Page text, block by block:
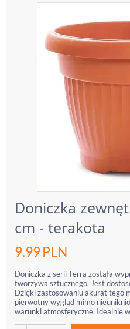
Doniczka
cm - terakota
9.99PLN
Doniczka z serii Terra została
tworzywa sztucznego. Jest
Dzięki zastosowaniu akurat tego
pierwotny wygląd mimo
warunki atmosferyczne. Idealnie